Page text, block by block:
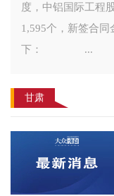
度，中铝国际工程
1,595个，新签合
下： ...
甘肃